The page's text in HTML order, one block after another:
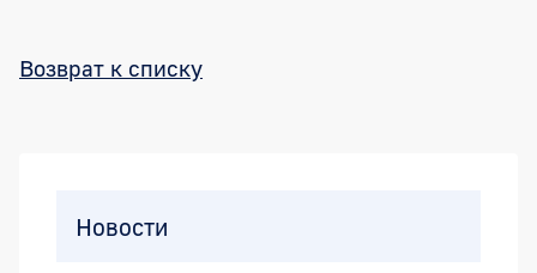
Возврат к списку
Новости